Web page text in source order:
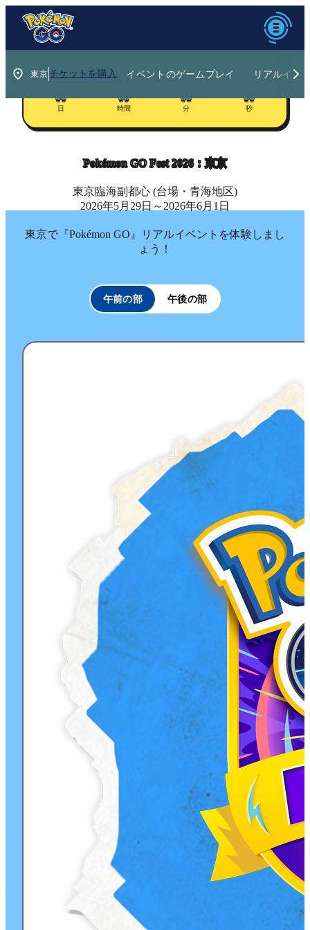
イベントのゲームプレイ リアルイベ
チケットを購入
00
日
00
時間
00
分
00
秒
Pokémon GO Fest 2026：東京
東京臨海副都心 (台場・青海地区)
2026年5月29日～2026年6月1日
東京で『Pokémon GO』リアルイベントを体験しまし
ょう！
午前の部 午後の部